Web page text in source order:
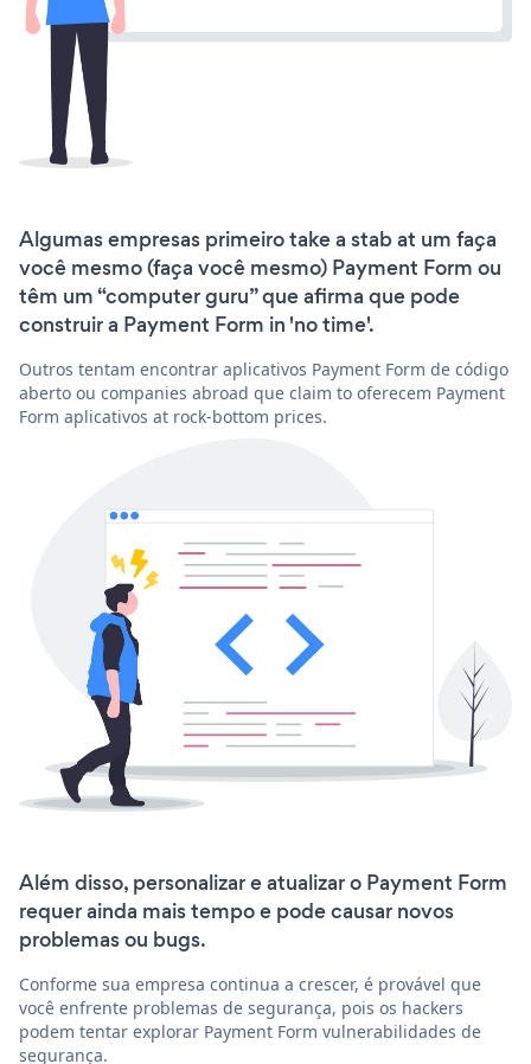
Algumas empresas primeiro take a stab at um faça
você mesmo (faça você mesmo) Payment Form ou
têm um “computer guru” que afirma que pode
construir a Payment Form in 'no time'.
Outros tentam encontrar aplicativos Payment Form de código
aberto ou companies abroad que claim to oferecem Payment
Form aplicativos at rock-bottom prices.
Além disso, personalizar e atualizar o Payment Form
requer ainda mais tempo e pode causar novos
problemas ou bugs.
Conforme sua empresa continua a crescer, é provável que
você enfrente problemas de segurança, pois os hackers
podem tentar explorar Payment Form vulnerabilidades de
segurança.